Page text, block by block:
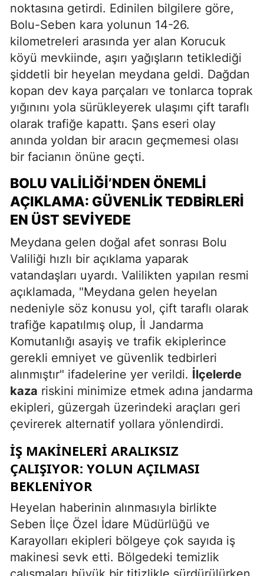
noktasına getirdi. Edinilen bilgilere göre,
Bolu-Seben kara yolunun 14-26.
kilometreleri arasında yer alan Korucuk
köyü mevkiinde, aşırı yağışların tetiklediği
şiddetli bir heyelan meydana geldi. Dağdan
kopan dev kaya parçaları ve tonlarca toprak
yığınını yola sürükleyerek ulaşımı çift taraflı
olarak trafiğe kapattı. Şans eseri olay
anında yoldan bir aracın geçmemesi olası
bir facianın önüne geçti.
BOLU VALILIĞI’NDEN ÖNEMLI
AÇIKLAMA: GÜVENLIK TEDBIRLERI
EN ÜST SEVIYEDE
Meydana gelen doğal afet sonrası Bolu
Valiliği hızlı bir açıklama yaparak
vatandaşları uyardı. Valilikten yapılan resmi
açıklamada, "Meydana gelen heyelan
nedeniyle söz konusu yol, çift taraflı olarak
trafiğe kapatılmış olup, İl Jandarma
Komutanlığı asayiş ve trafik ekiplerince
gerekli emniyet ve güvenlik tedbirleri
alınmıştır" ifadelerine yer verildi. İlçelerde
kaza riskini minimize etmek adına jandarma
ekipleri, güzergah üzerindeki araçları geri
çevirerek alternatif yollara yönlendirdi.
İŞ MAKINELERI ARALIKSIZ
ÇALIŞIYOR: YOLUN AÇILMASI
BEKLENIYOR
Heyelan haberinin alınmasıyla birlikte
Seben İlçe Özel İdare Müdürlüğü ve
Karayolları ekipleri bölgeye çok sayıda iş
makinesi sevk etti. Bölgedeki temizlik